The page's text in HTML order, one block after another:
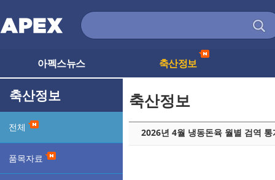
아펙스뉴스 축산정보
축산정보
전체
품목자료
축산정보
2026년 4월 냉동돈육 월별 검역 통